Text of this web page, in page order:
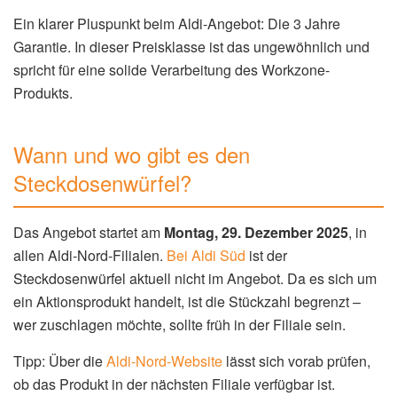
Ein klarer Pluspunkt beim Aldi-Angebot: Die 3 Jahre
Garantie. In dieser Preisklasse ist das ungewöhnlich und
spricht für eine solide Verarbeitung des Workzone-
Produkts.
Wann und wo gibt es den
Steckdosenwürfel?
Das Angebot startet am Montag, 29. Dezember 2025, in
allen Aldi-Nord-Filialen. Bei Aldi Süd ist der
Steckdosenwürfel aktuell nicht im Angebot. Da es sich um
ein Aktionsprodukt handelt, ist die Stückzahl begrenzt –
wer zuschlagen möchte, sollte früh in der Filiale sein.
Tipp: Über dieAldi-Nord-Website lässt sich vorab prüfen,
ob das Produkt in der nächsten Filiale verfügbar ist.